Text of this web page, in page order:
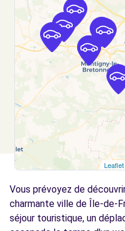
Voir l'agence
Free2move Rent -
27 TER AVENUE LOUIS
VELIZY, FR-78, 78140
Free2move Rent -
27 TER AVENUE LOUIS
Voir l'agence
Leaflet
Vous prévoyez de
charmante ville de Île-de-
séjour touristique, un